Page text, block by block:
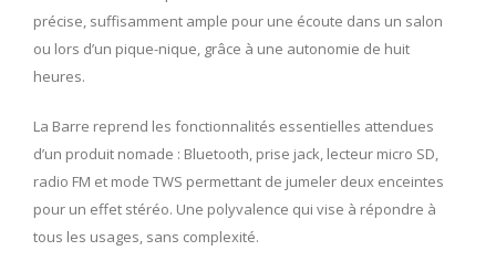
précise, suffisamment ample pour une écoute dans un salon
ou lors d’un pique-nique, grâce à une autonomie de huit
heures.
La Barre reprend les fonctionnalités essentielles attendues
d’un produit nomade : Bluetooth, prise jack, lecteur micro SD,
radio FM et mode TWS permettant de jumeler deux enceintes
pour un effet stéréo. Une polyvalence qui vise à répondre à
tous les usages, sans complexité.